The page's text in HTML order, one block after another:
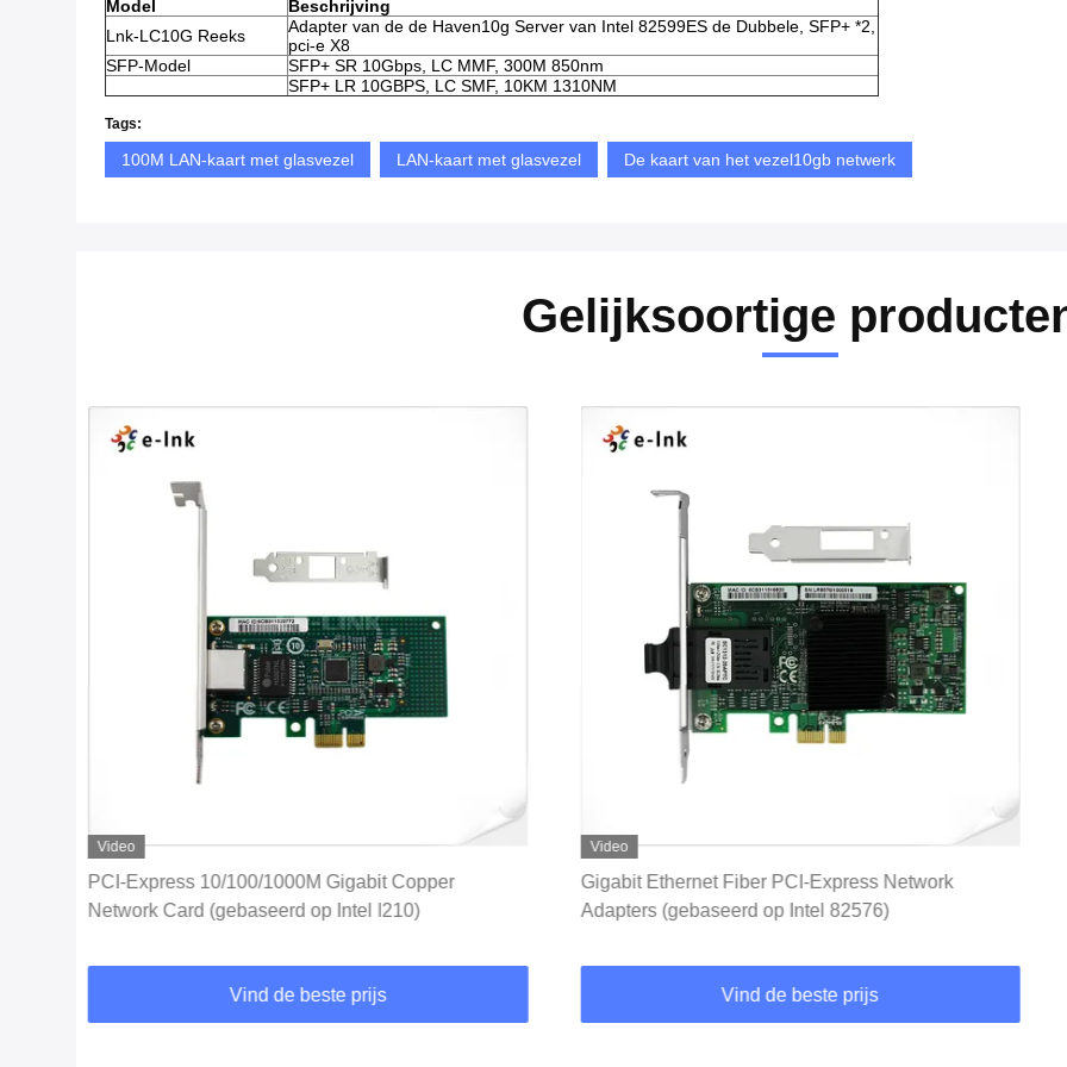
Model
Beschrijving
Lnk-LC10G Reeks
Adapter van de de Haven10g Server van Intel 82599ES de Dubbele, SFP+ *2,
pci-e X8
SFP-Model
SFP+ SR 10Gbps, LC MMF, 300M 850nm
SFP+ LR 10GBPS, LC SMF, 10KM 1310NM
Tags:
100M LAN-kaart met glasvezel LAN-kaart met glasvezel De kaart van het vezel10gb netwerk
Gelijksoortige
Video
PCI-Express 10/100/1000M Gigabit Copper
Network Card (gebaseerd op Intel I210)
Vind de beste prijs
Video
Gigabit Ethernet Fiber PCI-Express Network
Adapters (gebaseerd op Intel 82576)
Vind de beste prijs